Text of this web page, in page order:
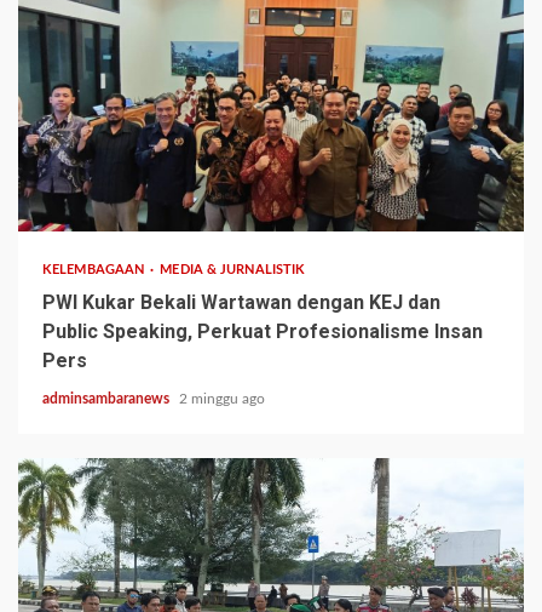
2 min read
KELEMBAGAAN MEDIA & JURNALISTIK
PWI Kukar Bekali Wartawan dengan KEJ dan
Public Speaking, Perkuat Profesionalisme Insan
Pers
adminsambaranews 2 minggu ago